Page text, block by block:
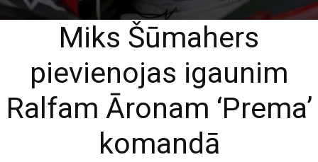
Miks Šūmahers
pievienojas igaunim
Ralfam Āronam ‘Prema’
komandā